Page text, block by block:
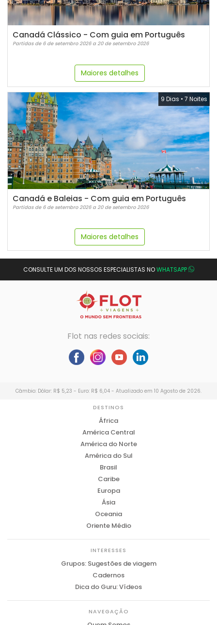
Canadá Clássico - Com guia em Português
Partidas de 6 de setembro 2026 a 20 de setembro 2026
Maiores detalhes
9 Dias • 7 Noites
Canadá e Baleias - Com guia em Português
Partidas de 6 de setembro 2026 a 20 de setembro 2026
Maiores detalhes
CONSULTE UM DOS NOSSOS ESPECIALISTAS NOWHATSAPP
Flot nas redes sociais:
Câmbio: Dólar: R$ 5,23 - Euro: R$ 6,04 - Atualizado em 10 Agosto de 2026.
DESTINOS
África
América Central
América do Norte
América do Sul
Brasil
Caribe
Europa
Ásia
Oceania
Oriente Médio
INTERESSES
Grupos: Sugestões de viagem
Cadernos
Dica do Guru: Vídeos
NAVEGAÇÃO